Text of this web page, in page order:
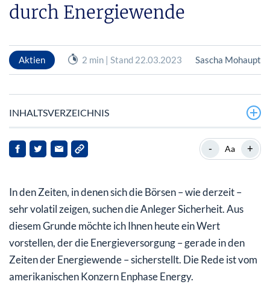
durch Energiewende
Aktien 2 min | Stand 22.03.2023 Sascha Mohaupt
INHALTSVERZEICHNIS
Unternehmensportrait
Beeindruckende Zahlen
- Aa +
In den Zeiten, in denen sich die Börsen – wie derzeit –
sehr volatil zeigen, suchen die Anleger Sicherheit. Aus
diesem Grunde möchte ich Ihnen heute ein Wert
vorstellen, der die Energieversorgung – gerade in den
Zeiten der Energiewende – sicherstellt. Die Rede ist vom
amerikanischen Konzern Enphase Energy.